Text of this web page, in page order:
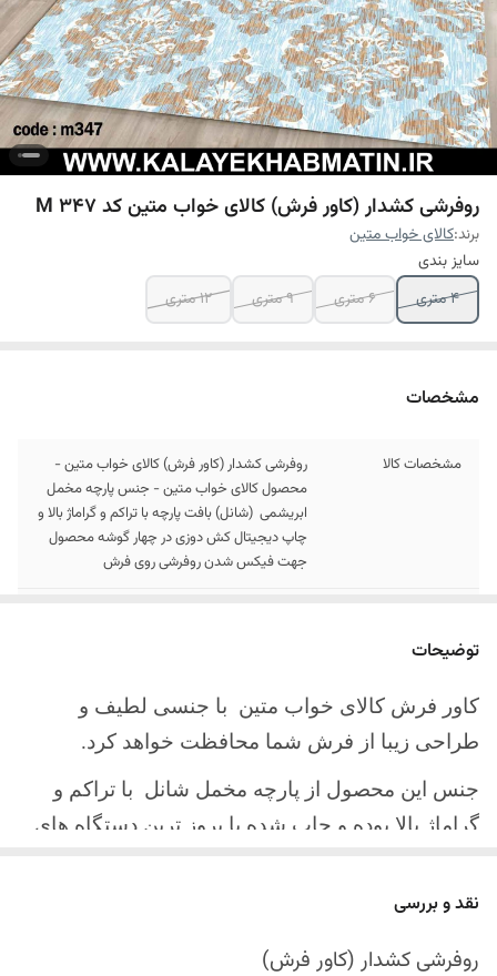
روفرشی کشدار (کاور فرش) کالای خواب متین کد M 347
برند:کالای خواب متین
سایز بندی
4 متری
6 متری 9 متری 12 متری
مشخصات
مشخصات کالا
روفرشی کشدار (کاور فرش) کالای خواب متین -
محصول کالای خواب متین - جنس پارچه مخمل
ابریشمی (شانل) بافت پارچه با تراکم و گراماژ بالا و
چاپ دیجیتال کش دوزی در چهار گوشه محصول
جهت فیکس شدن روفرشی روی فرش
ارسال کالا
آینده
توضیحات
کاور فرش کالای خواب متین با جنسی لطیف و
طراحی زیبا از فرش شما محافظت خواهد کرد.
جنس این محصول از پارچه مخمل شانل با تراکم و
گراماژ بالا بوده و چاپ شده با بروز ترین دستگاه های
چهار گوشه این محصول با کش باکیفیت دوخته‌شده
نقد و بررسی
روفرشی کشدار (کاور فرش)